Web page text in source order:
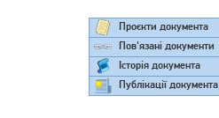
Проєкти документа
Пов'язані документи
Історія документа
Публікації документа